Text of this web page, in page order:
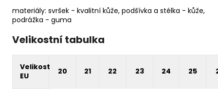
materiály: svršek - kvalitní kůže, podšívka a stélka - kůže,
podrážka - guma
Velikostní tabulka
Velikost
EU
20 21 22 23 24 25